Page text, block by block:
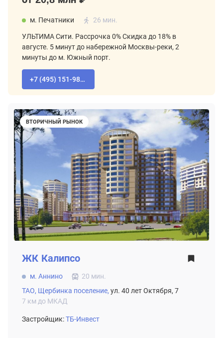
м. Печатники 26 мин.
УЛЬТИМА Сити. Рассрочка 0% Скидка до 18% в
августе. 5 минут до набережной Москвы-реки, 2
минуты до м. Южный порт.
+7 (495) 151-98-94
ВТОРИЧНЫЙ РЫНОК
ЖК Калипсо
м. Аннино
20 мин.
ТАО, Щербинка поселение, ул. 40 лет Октября, 7
7 км до МКАД
Застройщик:ТБ-Инвест